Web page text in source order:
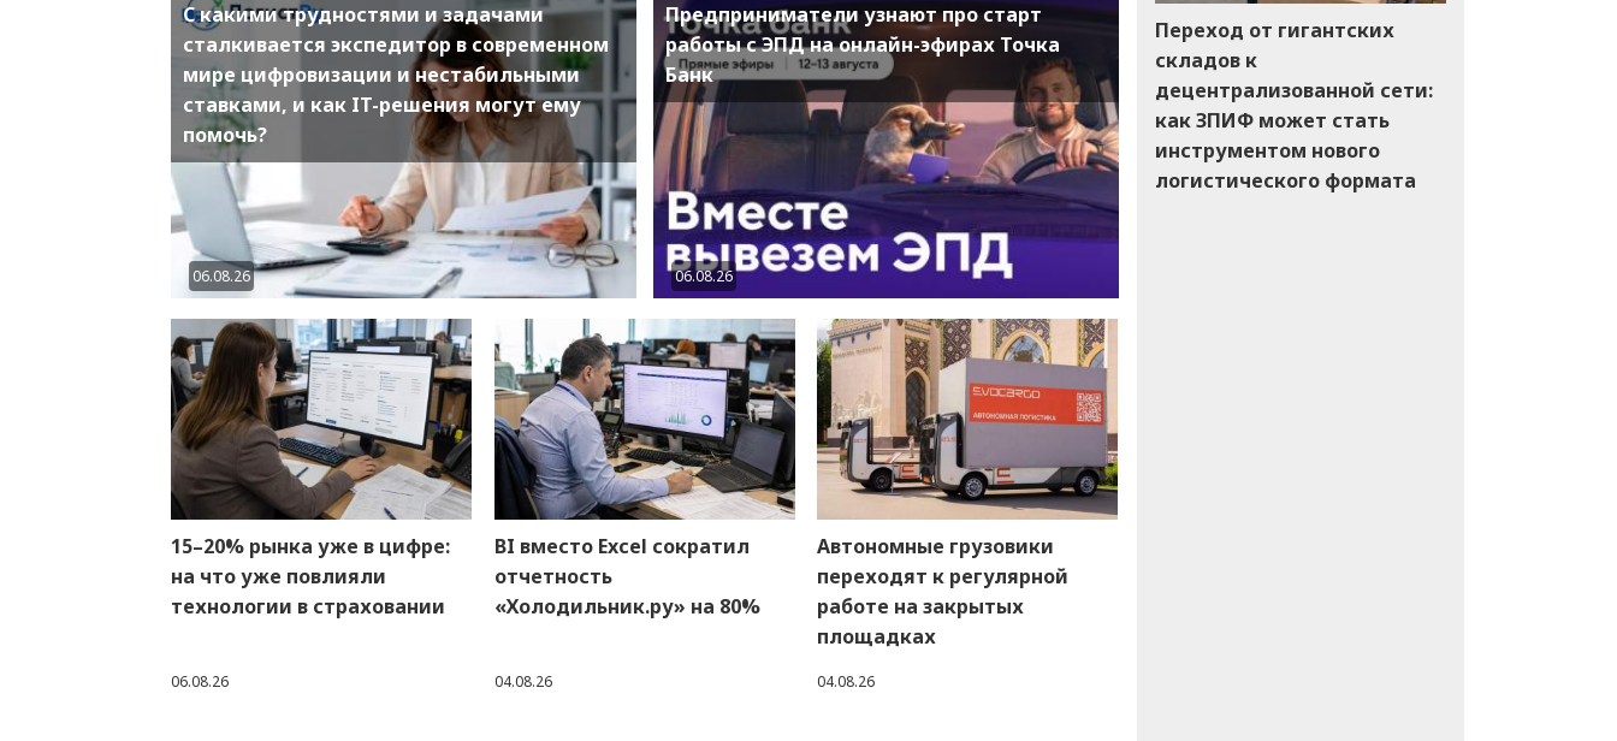
С какими трудностями и задачами
сталкивается экспедитор в современном
мире цифровизации и нестабильными
ставками, и как IT-решения могут ему
помочь?
06.08.26
Предприниматели узнают про старт
работы с ЭПД на онлайн-эфирах Точка
Банк
06.08.26
15–20% рынка уже в цифре:
на что уже повлияли
технологии в страховании
06.08.26
BI вместо Excel сократил
отчетность
«Холодильник.ру» на 80%
04.08.26
Автономные грузовики
переходят к регулярной
работе на закрытых
площадках
04.08.26
Переход от гигантских
складов к
децентрализованной сети:
как ЗПИФ может стать
инструментом нового
логистического формата